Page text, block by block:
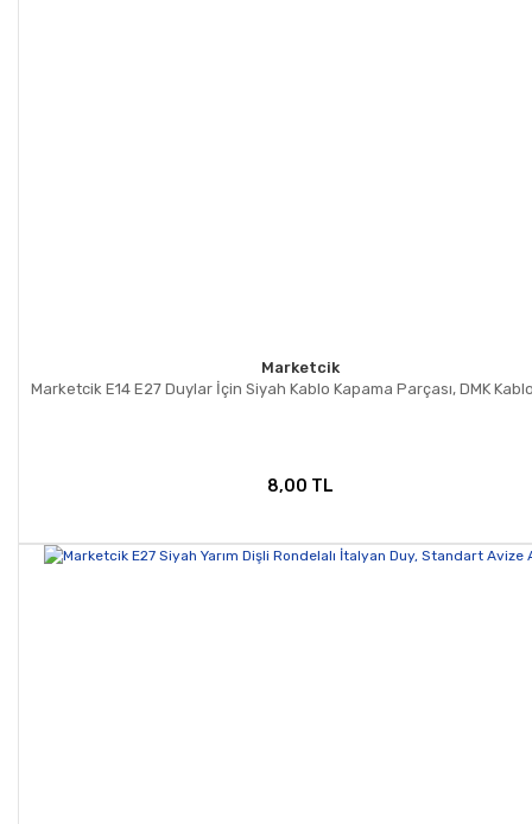
Marketcik
Marketcik E14 E27 Duylar İçin Siyah Kablo Kapama Parçası, DMK
8,00 TL